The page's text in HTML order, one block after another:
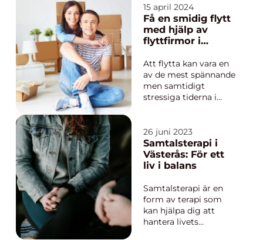
avslappning. Denna
charmiga ö, känd för
sitt pittoreska
samhälle, storslagna
15 april 2024
Få en smidig flytt
med hjälp av
flyttfirmor i
Att flytta kan vara en
av de mest spännande
men samtidigt
stressiga tiderna i
innebär ofta ett nytt
kapitel, och för de
som bor i eller
planerar att flytta till,
26 juni 2023
Samtalsterapi i
Västerås: För ett
liv i balans
Samtalsterapi är en
form av terapi som
kan hjälpa dig att
hantera livets